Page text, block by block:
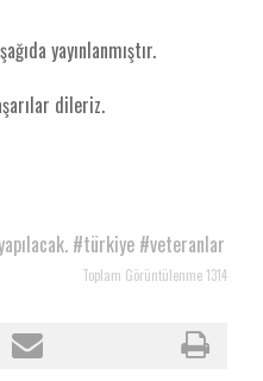
yayınlanmıştır.
dileriz.
#türkiye #veteranlar
Toplam Görüntülenme 1314